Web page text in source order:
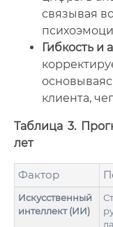
связывая
Гибкость и
клиента,
Таблица 3.
лет
Фактор
Искусственный
интеллект (ИИ)